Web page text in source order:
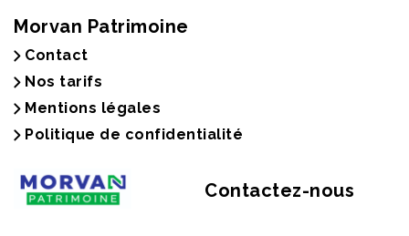
Morvan Patrimoine
Contact
Nos tarifs
Mentions légales
Politique de confidentialité
Contactez-nous